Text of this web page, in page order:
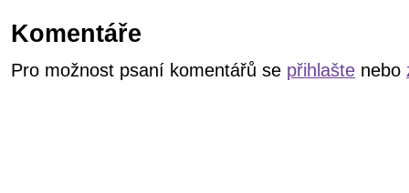
Komentáře
Pro možnost psaní komentářů se přihlašte nebo